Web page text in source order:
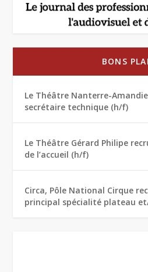
BONS
Le Théâtre Nanterre-
secrétaire technique (h/f)
Le Théâtre Gérard Philipe
de l’accueil (h/f)
Circa, Pôle National Cirque
principal spécialité plateau